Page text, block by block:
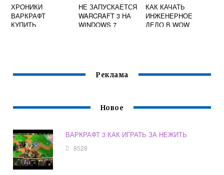
ХРОНИКИ
ВАРКРАФТ
КУПИТЬ
НЕ ЗАПУСКАЕТСЯ
WARCRAFT 3 НА
WINDOWS 7
КАК КАЧАТЬ
ИНЖЕНЕРНОЕ
ДЕЛО В WOW
Реклама
Новое
ВАРКРАФТ 3 КАК ИГРАТЬ ЗА НЕЖИТЬ
8528